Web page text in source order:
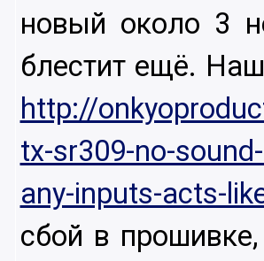
новый около 3
блестит ещё.
http://
tx-sr309-no-
any-inputs-acts-
сбой в